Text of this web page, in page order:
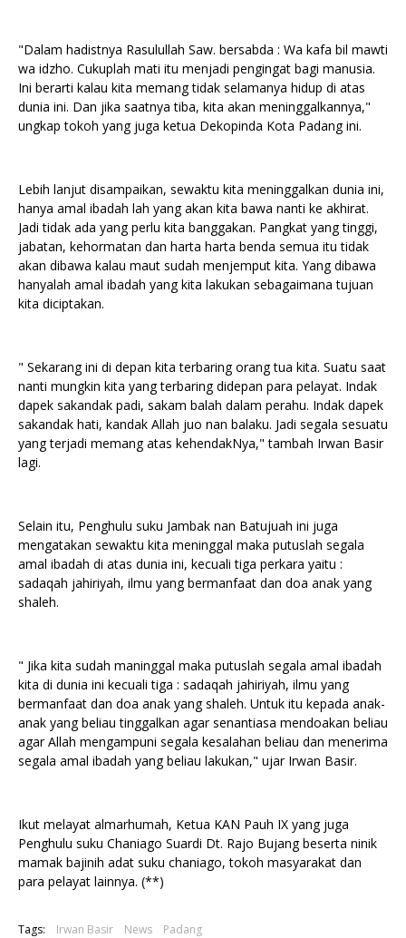
"Dalam hadistnya Rasulullah Saw. bersabda : Wa kafa bil mawti
wa idzho. Cukuplah mati itu menjadi pengingat bagi manusia.
Ini berarti kalau kita memang tidak selamanya hidup di atas
dunia ini. Dan jika saatnya tiba, kita akan meninggalkannya,"
ungkap tokoh yang juga ketua Dekopinda Kota Padang ini.
Lebih lanjut disampaikan, sewaktu kita meninggalkan dunia ini,
hanya amal ibadah lah yang akan kita bawa nanti ke akhirat.
Jadi tidak ada yang perlu kita banggakan. Pangkat yang tinggi,
jabatan, kehormatan dan harta harta benda semua itu tidak
akan dibawa kalau maut sudah menjemput kita. Yang dibawa
hanyalah amal ibadah yang kita lakukan sebagaimana tujuan
kita diciptakan.
" Sekarang ini di depan kita terbaring orang tua kita. Suatu saat
nanti mungkin kita yang terbaring didepan para pelayat. Indak
dapek sakandak padi, sakam balah dalam perahu. Indak dapek
sakandak hati, kandak Allah juo nan balaku. Jadi segala sesuatu
yang terjadi memang atas kehendakNya," tambah Irwan Basir
lagi.
Selain itu, Penghulu suku Jambak nan Batujuah ini juga
mengatakan sewaktu kita meninggal maka putuslah segala
amal ibadah di atas dunia ini, kecuali tiga perkara yaitu :
sadaqah jahiriyah, ilmu yang bermanfaat dan doa anak yang
shaleh.
" Jika kita sudah maninggal maka putuslah segala amal ibadah
kita di dunia ini kecuali tiga : sadaqah jahiriyah, ilmu yang
bermanfaat dan doa anak yang shaleh. Untuk itu kepada anak-
anak yang beliau tinggalkan agar senantiasa mendoakan beliau
agar Allah mengampuni segala kesalahan beliau dan menerima
segala amal ibadah yang beliau lakukan," ujar Irwan Basir.
Ikut melayat almarhumah, Ketua KAN Pauh IX yang juga
Penghulu suku Chaniago Suardi Dt. Rajo Bujang beserta ninik
mamak bajinih adat suku chaniago, tokoh masyarakat dan
para pelayat lainnya. (**)
Tags: Irwan Basir News Padang